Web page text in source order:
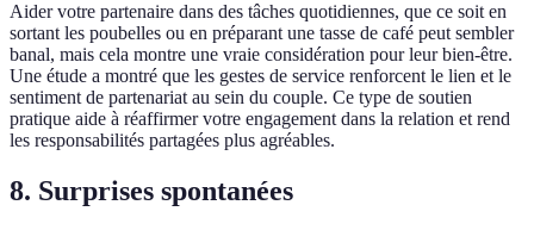
Aider votre partenaire dans des tâches quotidiennes, que ce soit en
sortant les poubelles ou en préparant une tasse de café peut sembler
banal, mais cela montre une vraie considération pour leur bien-être.
Une étude a montré que les gestes de service renforcent le lien et le
sentiment de partenariat au sein du couple. Ce type de soutien
pratique aide à réaffirmer votre engagement dans la relation et rend
les responsabilités partagées plus agréables.
8. Surprises spontanées